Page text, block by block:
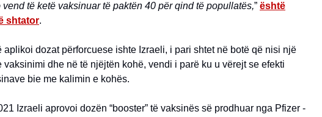
të ketë vaksinuar të paktën 40 për qind të popullatës,” është
shtator.
aplikoi dozat përforcuese ishte Izraeli, i pari shtet në botë që nisi një
vaksinimi dhe në të njëjtën kohë, vendi i parë ku u vërejt se efekti
bie me kalimin e kohës.
Izraeli aprovoi dozën “booster” të vaksinës së prodhuar nga Pfizer -